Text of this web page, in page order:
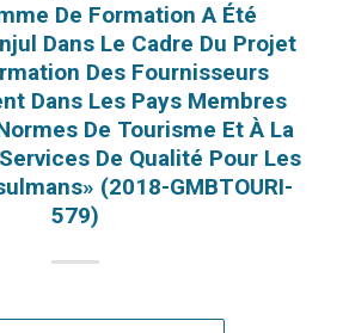
De Formation A Été
Dans Le Cadre Du Projet
Des Fournisseurs
Dans Les Pays Membres
De Tourisme Et À La
De Qualité Pour Les
(2018-GMBTOURI-
579)